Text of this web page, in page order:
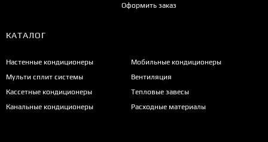
Оформить заказ
КАТАЛОГ
Настенные кондиционеры
Мульти сплит системы
Кассетные кондиционеры
Канальные кондиционеры
Мобильные кондиционеры
Вентиляция
Тепловые завесы
Расходные материалы